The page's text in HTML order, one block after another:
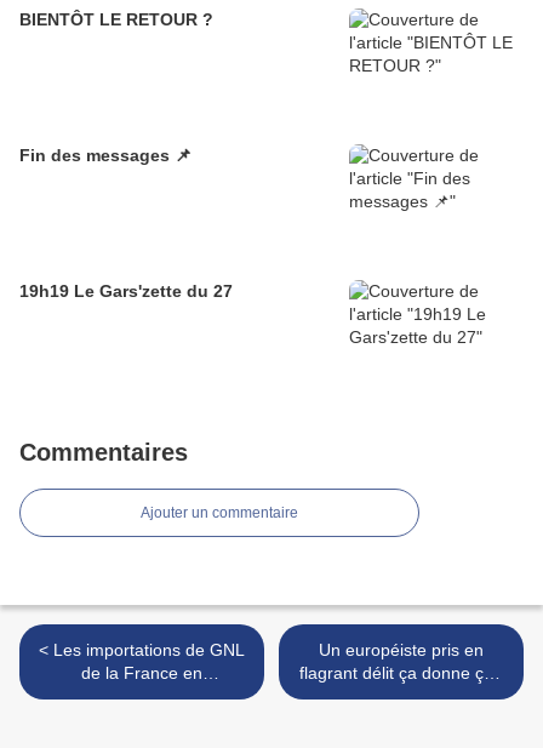
BIENTÔT LE RETOUR ?
Fin des messages 📌
19h19 Le Gars'zette du 27
Commentaires
Ajouter un commentaire
< Les importations de GNL
de la France en
provenance de Russie
Un européiste pris en
flagrant délit ça donne ça !
>